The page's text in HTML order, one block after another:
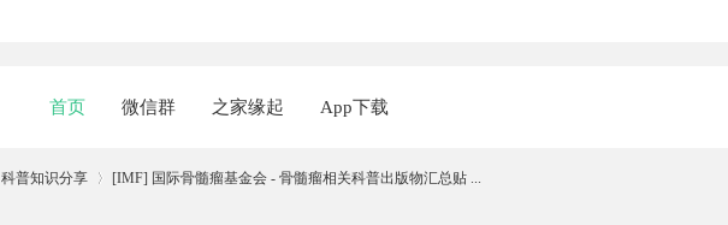
首页 微信群 之家缘起 App下载
科普知识分享 [IMF] 国际骨髓瘤基金会 - 骨髓瘤相关科普出版物汇总贴 ...